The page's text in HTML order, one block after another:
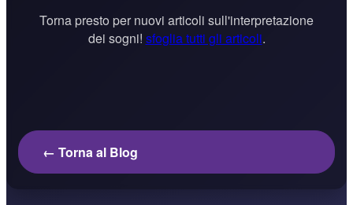
Torna presto per nuovi articoli sull'interpretazione
dei sogni! sfoglia tutti gli articoli.
← Torna al Blog